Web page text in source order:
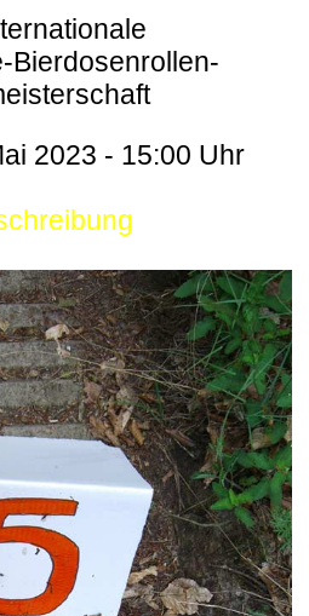
Bierdosenrollen-
2023 - 15:00 Uhr